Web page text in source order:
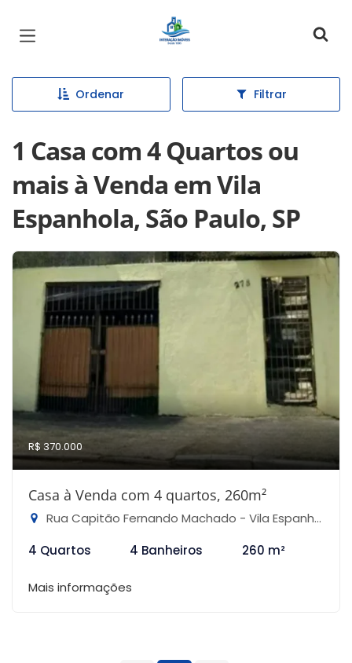
Página inicial
Ordenar Filtrar
1 Casa com 4 Quartos ou
mais à Venda em Vila
Espanhola, São Paulo, SP
R$ 370.000
Casa à Venda com 4 quartos, 260m²
Rua Capitão Fernando Machado - Vila Espanhola, São Paulo-SP
4 Quartos
4 Banheiros 260 m²
Mais informações